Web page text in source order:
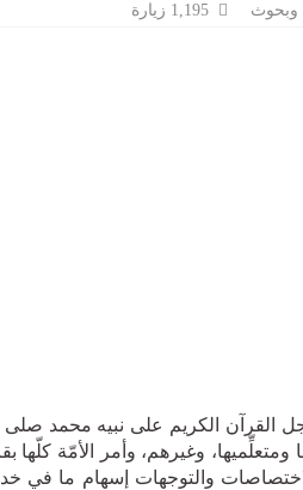
وبحوث 1,195 زيارة
حمل
القرآن الكريم على نبيه محمد صلى
ومتعلِّميها، وغيرهم، وأمر الأمّة كلّها
والتوجهات إسهام ما في